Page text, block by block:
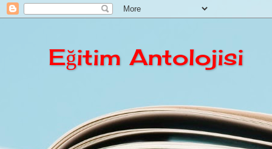
Eğitim Antolojisi